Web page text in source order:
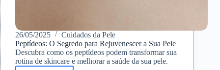
26/05/2025
Cuidados da Pele
Peptídeos: O Segredo para Rejuvenescer a Sua Pele
Descubra como os peptídeos podem transformar sua
rotina de skincare e melhorar a saúde da sua pele.